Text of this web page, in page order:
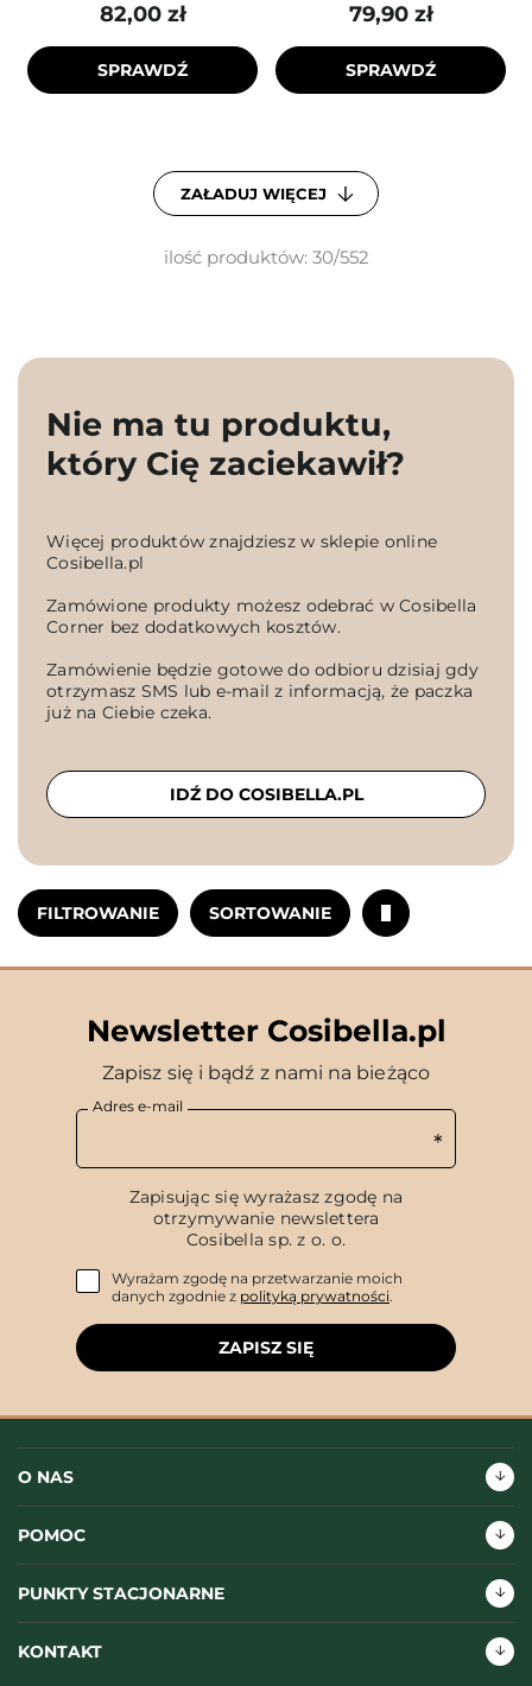
FILTROWANIE SORTOWANIE
82,00 zł
SPRAWDŹ
79,90 zł
SPRAWDŹ
ZAŁADUJ WIĘCEJ
ilość produktów: 30/552
Nie ma tu produktu,
który Cię zaciekawił?
Więcej produktów znajdziesz w sklepie online
Cosibella.pl
Zamówione produkty możesz odebrać w Cosibella
Corner bez dodatkowych kosztów.
Zamówienie będzie gotowe do odbioru dzisiaj gdy
otrzymasz SMS lub e-mail z informacją, że paczka
już na Ciebie czeka.
IDŹ DO COSIBELLA.PL
Newsletter Cosibella.pl
Zapisz się i bądź z nami na bieżąco
Adres e-mail
Zapisując się wyrażasz zgodę na
otrzymywanie newslettera
Cosibella sp. z o. o.
Wyrażam zgodę na przetwarzanie moich
danych zgodnie z polityką prywatności.
ZAPISZ SIĘ
O NAS
POMOC
PUNKTY STACJONARNE
KONTAKT